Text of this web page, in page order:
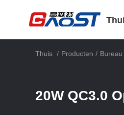
Thuis / Producten /
20W QC3.0